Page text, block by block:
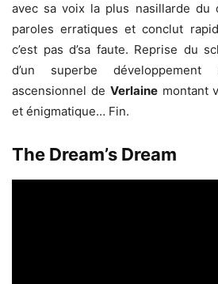
avec sa voix la plus nasillarde du
paroles erratiques et conclut
c’est pas d’sa faute. Reprise du
d’un superbe
ascensionnel de Verlainemontant
et énigmatique… Fin.
The Dream’s Dream